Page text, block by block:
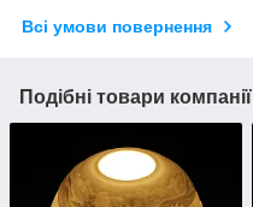
Всі умови повернення
Подібні товари компанії